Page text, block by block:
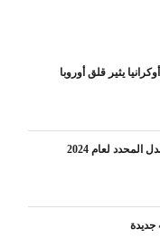
يثير قلق أوروبا
المحدد لعام 2024